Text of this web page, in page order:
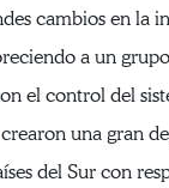
cambios en la
a un
el control del
una gran
del Sur con